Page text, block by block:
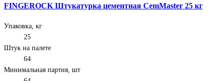
FINGEROCK Штукатурка цементная CemMaster 25 кг
Упаковка, кг
25
Штук на палете
64
Минимальная партия, шт